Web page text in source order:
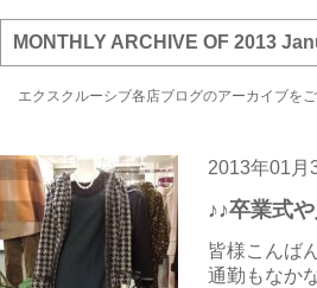
MONTHLY ARCHIVE OF 2013
エクスクルーシブ各店ブログのアーカイブをご
2013年01月
♪♪卒業式
皆様こんば
通勤もなか